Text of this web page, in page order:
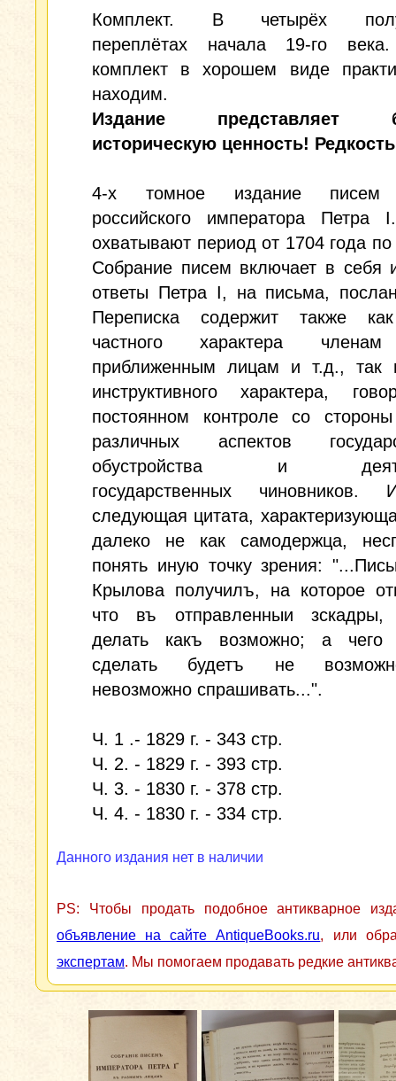
Комплект. В четырёх
переплётах начала 19-го
комплект в хорошем виде
находим.
Издание представляет
историческую ценность!
4-х томное издание писем
российского императора Петра
охватывают период от 1704 года по
Собрание писем включает в себя
ответы Петра I, на письма,
Переписка содержит также
частного характера
приближенным лицам и т.д., так
инструктивного характера,
постоянном контроле со
различных аспектов
обустройства и
государственных чиновников.
следующая цитата,
далеко не как самодержца,
понять иную точку зрения:
Крылова получилъ, на которое
что въ отправленныи зскадры,
делать какъ возможно; а чего
сделать будетъ не
невозможно спрашивать...".
Ч. 1 .- 1829 г. - 343 стр.
Ч. 2. - 1829 г. - 393 стр.
Ч. 3. - 1830 г. - 378 стр.
Ч. 4. - 1830 г. - 334 стр.
Данного издания нет в наличии
PS: Чтобы продать подобное антикварное
объявление на сайте AntiqueBooks.ru, или
экспертам. Мы помогаем продавать редкие